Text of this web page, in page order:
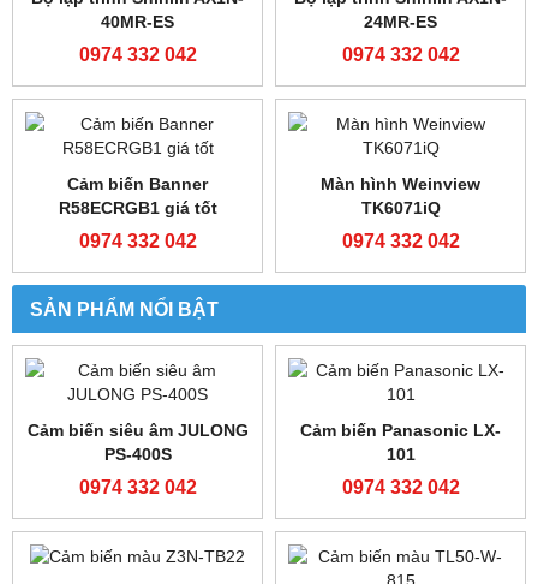
0974 332 042
Bộ lập trình FATEK FBS-
0974 332 042
Bộ lập trình FATEK FBS-
0974 332 042
32MCR2-AC
0974 332 042
40MCR2-AC
0974 332 042
Bộ lập trình FATEK FBS-
40MCT2-AC
Bộ lập trình FATEK FBS-
60MCR2-AC
0974 332 042